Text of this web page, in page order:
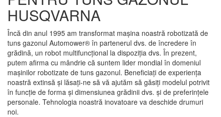
HUSQVARNA
Încă din anul 1995 am transformat maşina noastră robotizată de
tuns gazonul Automower® în partenerul dvs. de încredere în
grădină, un robot multifuncţional la dispoziţia dvs. În prezent,
putem afirma cu mândrie că suntem lider mondial în domeniul
maşinilor robotizate de tuns gazonul. Beneficiaţi de experienţa
noastră extinsă şi lăsaţi-ne să vă ajutăm să găsiţi modelul potrivit
în funcţie de forma şi dimensiunea grădinii dvs. şi de preferinţele
personale. Tehnologia noastră inovatoare va deschide drumuri
noi.